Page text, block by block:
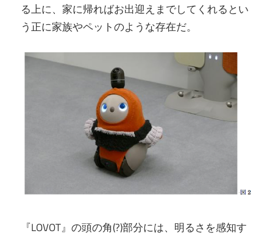
る上に、家に帰ればお出迎えまでしてくれるとい
う正に家族やペットのような存在だ。
『LOVOT』の頭の角(?)部分には、明るさを感知す